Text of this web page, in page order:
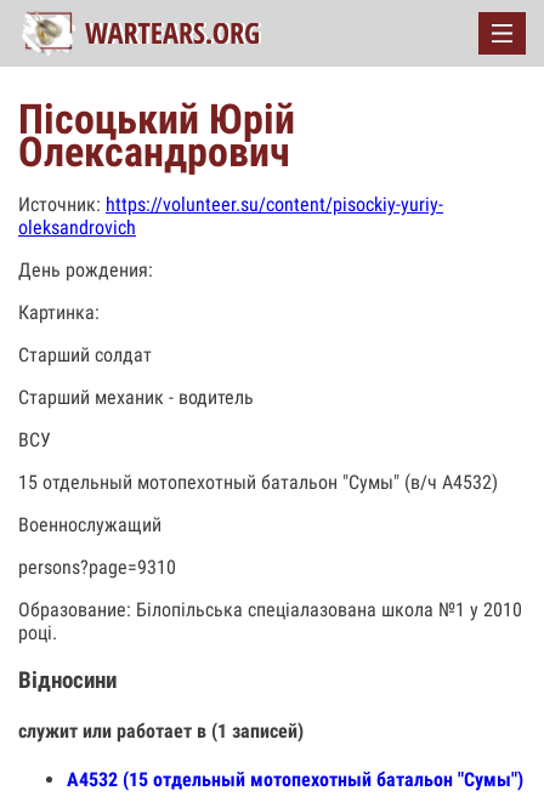
Пісоцький Юрій
Олександрович
Источник: https://volunteer.su/content/pisockiy-yuriy-
oleksandrovich
День рождения:
Картинка:
Старший солдат
Старший механик - водитель
ВСУ
15 отдельный мотопехотный батальон "Сумы" (в/ч А4532)
Военнослужащий
persons?page=9310
Образование: Білопільська спеціалазована школа №1 у 2010
році.
Відносини
служит или работает в (1 записей)
А4532 (15 отдельный мотопехотный батальон "Сумы")